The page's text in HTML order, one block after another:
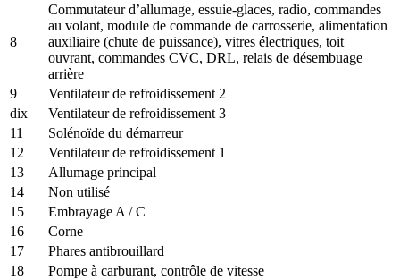
8
Commutateur d’allumage, essuie-glaces, radio, commandes
au volant, module de commande de carrosserie, alimentation
auxiliaire (chute de puissance), vitres électriques, toit
ouvrant, commandes CVC, DRL, relais de désembuage
arrière
9
Ventilateur de refroidissement 2
dix
Ventilateur de refroidissement 3
11
Solénoïde du démarreur
12
Ventilateur de refroidissement 1
13
Allumage principal
14
Non utilisé
15
Embrayage A / C
16
Corne
17
Phares antibrouillard
18
Pompe à carburant, contrôle de vitesse